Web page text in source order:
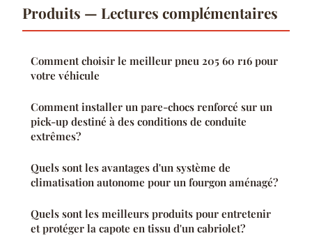
Produits — Lectures complémentaires
Comment choisir le meilleur pneu 205 60 r16 pour
votre véhicule
Comment installer un pare-chocs renforcé sur un
pick-up destiné à des conditions de conduite
extrêmes?
Quels sont les avantages d'un système de
climatisation autonome pour un fourgon aménagé?
Quels sont les meilleurs produits pour entretenir
et protéger la capote en tissu d'un cabriolet?